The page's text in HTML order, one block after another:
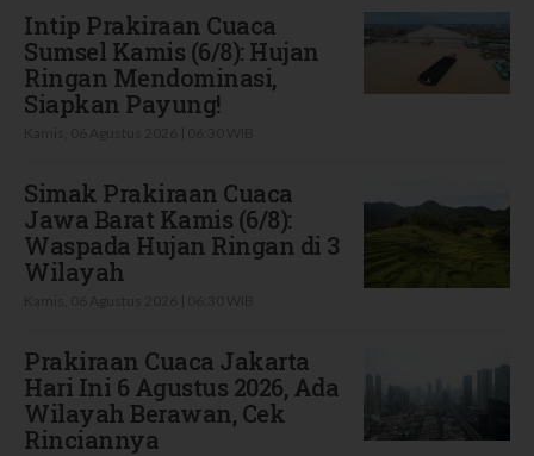
Intip Prakiraan Cuaca
Sumsel Kamis (6/8): Hujan
Ringan Mendominasi,
Siapkan Payung!
Simak Prakiraan Cuaca
Jawa Barat Kamis (6/8):
Waspada Hujan Ringan di 3
Wilayah
Prakiraan Cuaca Jakarta
Hari Ini 6 Agustus 2026, Ada
Wilayah Berawan, Cek
Rinciannya